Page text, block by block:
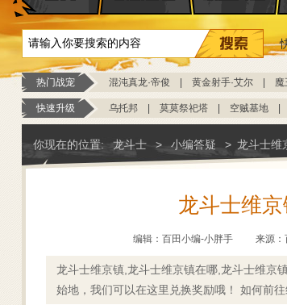
热门战宠 混沌真龙·帝俊 黄金射手·艾尔 魔
快速升级 乌托邦 莫莫祭祀塔 空贼基地
你现在的位置: 龙斗士 > 小编答疑 > 龙斗士维
龙斗士维
编辑：百田小编-小胖手 来源：
龙斗士维京镇,龙斗士维京镇在哪,龙斗士维京
始地，我们可以在这里兑换奖励哦！ 如何前